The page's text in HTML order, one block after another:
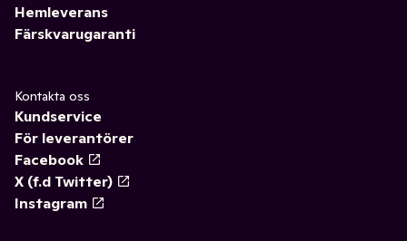
Hemleverans
Färskvarugaranti
Kontakta oss
Kundservice
För leverantörer
Facebook
X (f.d Twitter)
Instagram